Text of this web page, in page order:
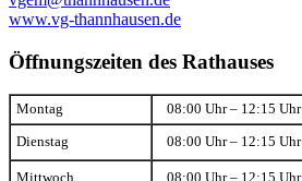
www.vg-thannhausen.de
Öffnungszeiten des Rathauses
Montag 08:00 Uhr – 12:15 Uhr
Dienstag 08:00 Uhr – 12:15 Uhr